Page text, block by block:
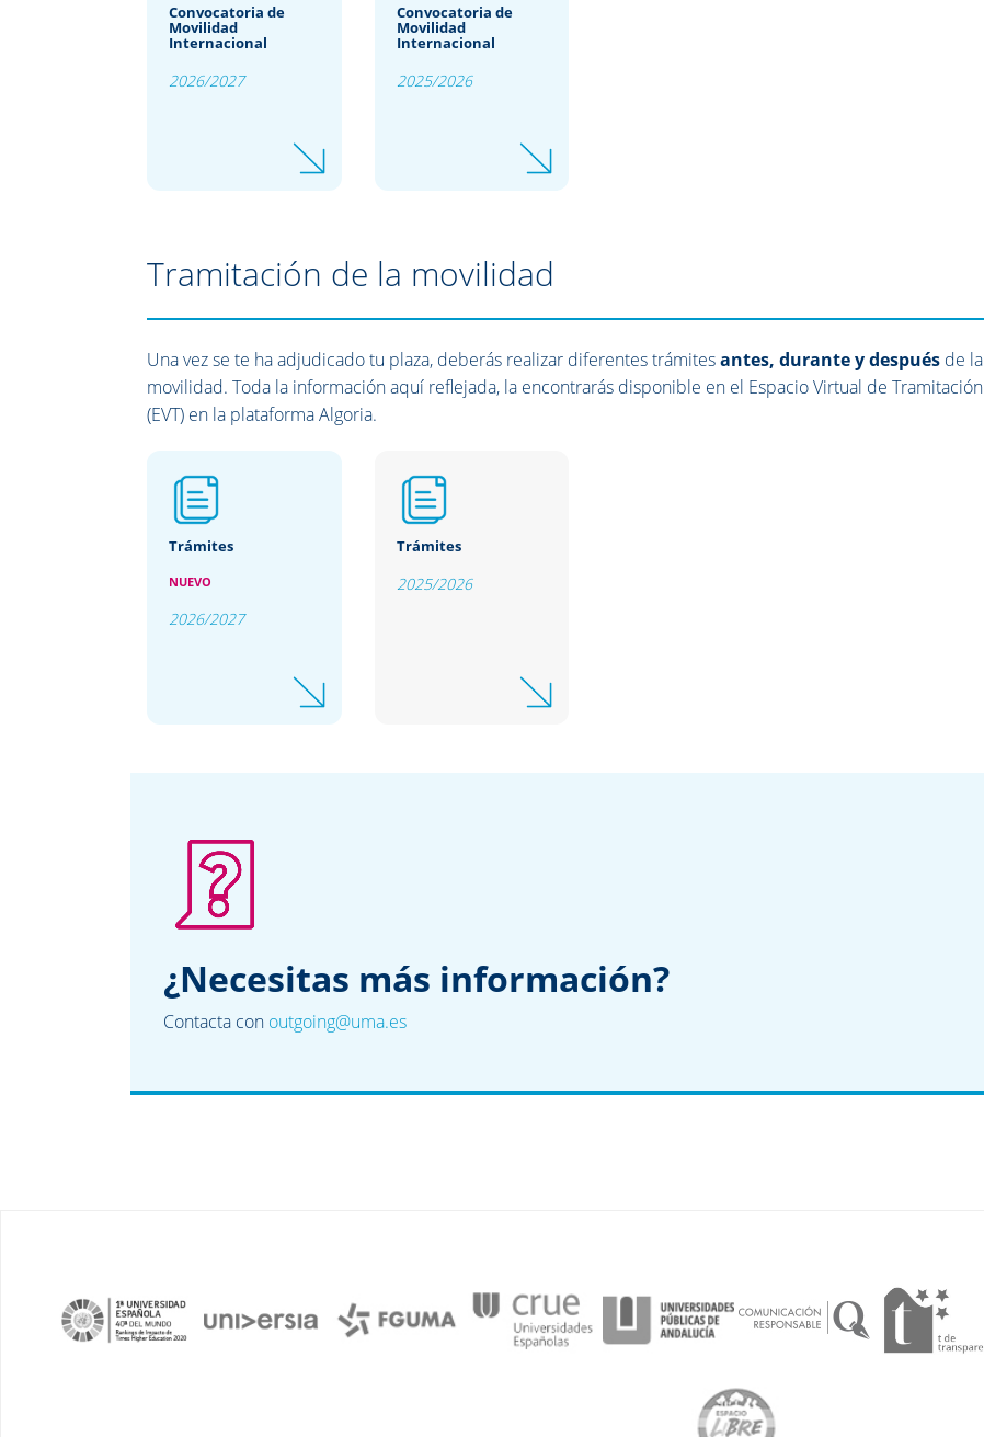
Convocatoria de
Movilidad
Internacional
2026/2027
Convocatoria de
Movilidad
Internacional
2025/2026
Tramitación de la movilidad
Una vez se te ha adjudicado tu plaza, deberás realizar diferentes trámitesantes, durante y después de la
movilidad. Toda la información aquí reflejada, la encontrarás disponible en el Espacio Virtual de Tramitación
(EVT) en la plataforma Algoria.
Trámites
NUEVO
2026/2027
Trámites
2025/2026
¿Necesitas más información?
Contacta con outgoing@uma.es